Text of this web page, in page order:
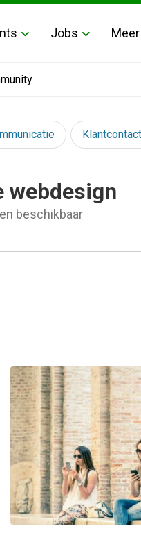
Jobs Meer
webdesign
beschikbaar